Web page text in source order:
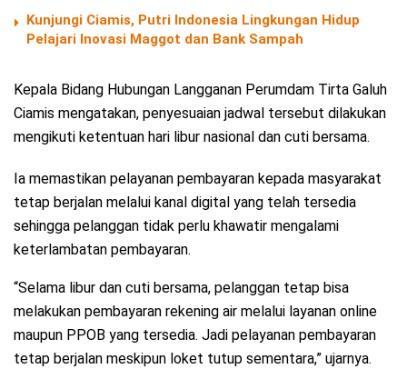
Kunjungi Ciamis, Putri Indonesia Lingkungan Hidup
Pelajari Inovasi Maggot dan Bank Sampah
Kepala Bidang Hubungan Langganan Perumdam Tirta Galuh
Ciamis mengatakan, penyesuaian jadwal tersebut dilakukan
mengikuti ketentuan hari libur nasional dan cuti bersama.
Ia memastikan pelayanan pembayaran kepada masyarakat
tetap berjalan melalui kanal digital yang telah tersedia
sehingga pelanggan tidak perlu khawatir mengalami
keterlambatan pembayaran.
“Selama libur dan cuti bersama, pelanggan tetap bisa
melakukan pembayaran rekening air melalui layanan online
maupun PPOB yang tersedia. Jadi pelayanan pembayaran
tetap berjalan meskipun loket tutup sementara,” ujarnya.